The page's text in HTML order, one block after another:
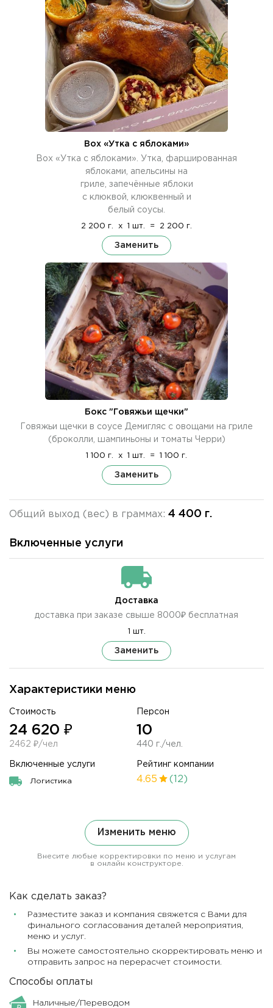
Характеристики меню
Стоимость
24 620 ₽
2462 ₽/чел
Персон
10
440 г./чел.
Включенные услуги
Логистика
Рейтинг компании
4.65 (12)
Box «Утка с яблоками»
Box «Утка с яблоками». Утка, фаршированная
яблоками, апельсины на
гриле, запечённые яблоки
с клюквой, клюквенный и
белый соусы.
2 200 г. x 1 шт. = 2 200 г.
Заменить
Бокс "Говяжьи щечки"
Говяжьи щечки в соусе Демигляс с овощами на гриле
(броколли, шампиньоны и томаты Черри)
1 100 г. x 1 шт. = 1 100 г.
Заменить
Общий выход (вес) в граммах: 4 400 г.
Изменить меню
Внесите любые корректировки по меню и услугам
в онлайн конструкторе.
Включенные услуги
Доставка
доставка при заказе свыше 8000₽ бесплатная
1 шт.
Заменить
Как сделать заказ?
Разместите заказ и компания свяжется с Вами для
финального согласования деталей мероприятия,
меню и услуг.
Вы можете самостоятельно скорректировать меню и
отправить запрос на перерасчет стоимости.
Способы оплаты
Наличные/Переводом